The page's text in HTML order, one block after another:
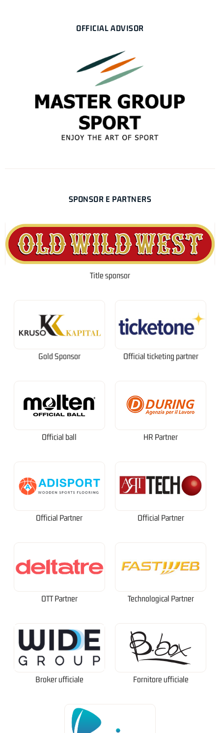
OFFICIAL ADVISOR
SPONSOR E PARTNERS
Title sponsor
Gold Sponsor Official ticketing partner
Official ball HR Partner
Official Partner Official Partner
OTT Partner Technological Partner
Broker ufficiale Fornitore ufficiale